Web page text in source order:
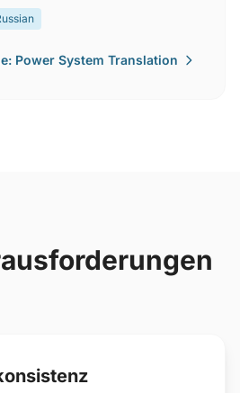
Power System Translation